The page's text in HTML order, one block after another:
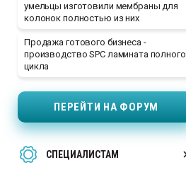
умельцы изготовили мембраны для
колонок полностью из них
Продажа готового бизнеса -
производство SPC ламината полного
цикла
ПЕРЕЙТИ НА ФОРУМ
СПЕЦИАЛИСТАМ